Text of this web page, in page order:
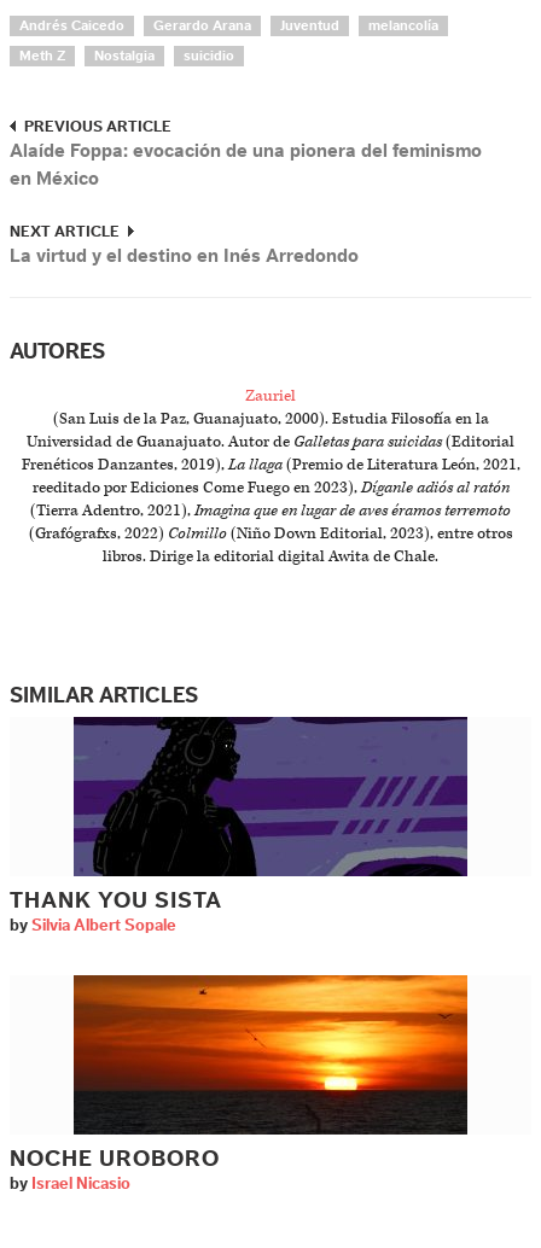
Andrés Caicedo Gerardo Arana Juventud melancolía
Meth Z Nostalgia suicidio
PREVIOUS ARTICLE
Alaíde Foppa: evocación de una pionera del feminismo
en México
NEXT ARTICLE
La virtud y el destino en Inés Arredondo
AUTORES
Zauriel
(San Luis de la Paz, Guanajuato, 2000). Estudia Filosofía en la
Universidad de Guanajuato. Autor de Galletas para suicidas(Editorial
Frenéticos Danzantes, 2019),La llaga(Premio de Literatura León, 2021,
reeditado por Ediciones Come Fuego en 2023),Díganle adiós al ratón
(Tierra Adentro, 2021),Imagina que en lugar de aves éramos terremoto
(Grafógrafxs, 2022) Colmillo(Niño Down Editorial, 2023), entre otros
libros. Dirige la editorial digital Awita de Chale.
SIMILAR ARTICLES
THANK YOU SISTA
by Silvia Albert Sopale
NOCHE UROBORO
by Israel Nicasio